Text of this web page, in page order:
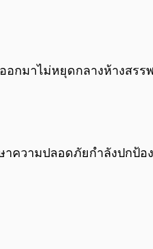
อกมาไม่หยุดกลางห้างสรร
วามปลอดภัยกำลังปกป้อ